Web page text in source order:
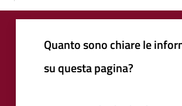
Quanto sono chiare le
su questa pagina?